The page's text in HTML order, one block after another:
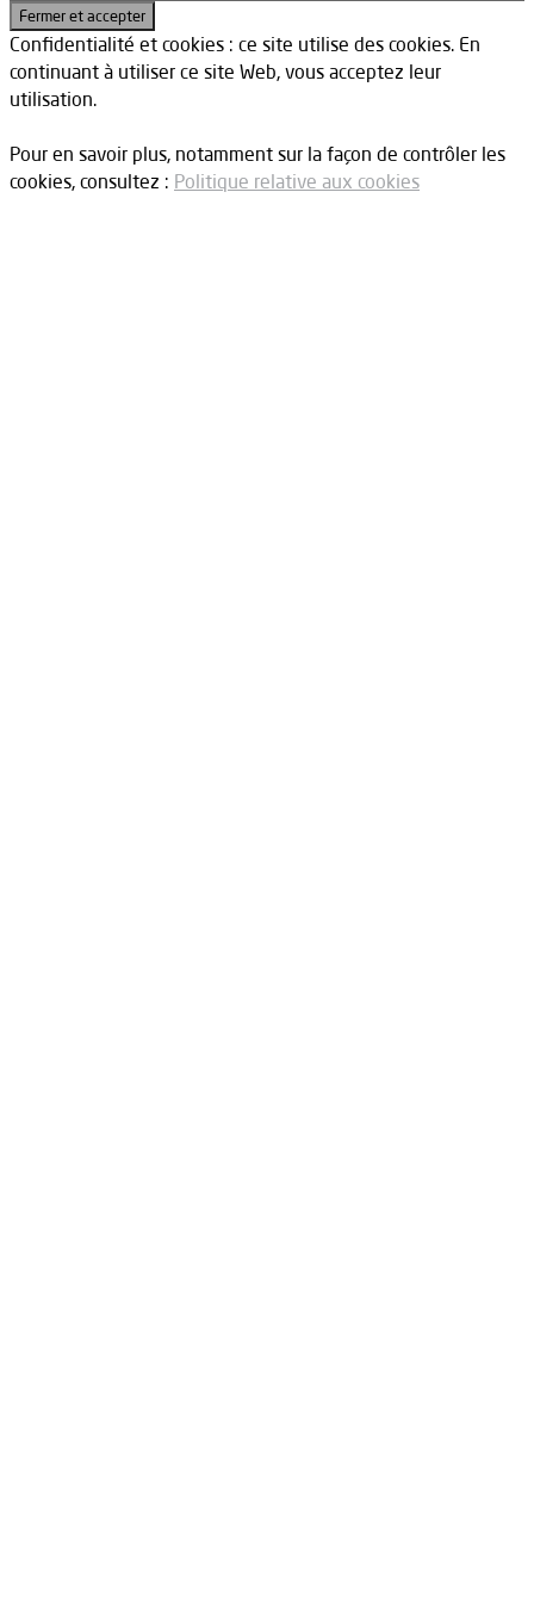
Confidentialité et cookies : ce site utilise des cookies. En
continuant à utiliser ce site Web, vous acceptez leur
utilisation.
Pour en savoir plus, notamment sur la façon de contrôler les
cookies, consultez : Politique relative aux cookies